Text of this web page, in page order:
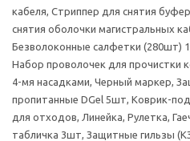
кабеля, Стриппер для снятия
снятия оболочки магистральных
Безволоконные салфетки (280шт)
Набор проволочек для прочистки
4-мя насадками, Черный маркер,
пропитанные DGel 5шт, Коврик-
для отходов, Линейка, Рулетка,
табличка 3шт, Защитные гильзы